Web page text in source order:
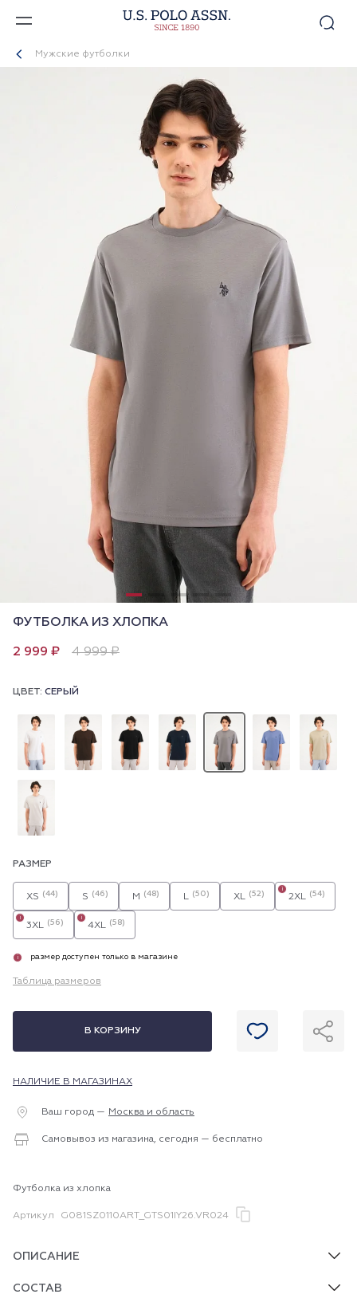
Мужские футболки
ФУТБОЛКА ИЗ ХЛОПКА
2 999 ₽ 4 999 ₽
ЦВЕТ: СЕРЫЙ
РАЗМЕР
XS (44) S (46) M (48) L (50) XL (52) 2XL (54)
i
3XL (56)
i
4XL (58)
i
i размер доступен только в магазине
Таблица размеров
В КОРЗИНУ
НАЛИЧИЕ В МАГАЗИНАХ
Ваш город — Москва и область
Самовывоз из магазина, сегодня — бесплатно
Футболка из хлопка
Артикул G081SZ0110ART_GTS01IY26.VR024
ОПИСАНИЕ
СОСТАВ